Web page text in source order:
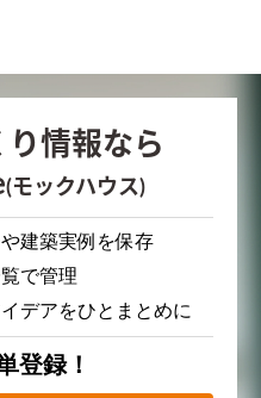
情報なら
(モックハウス)
建築実例を保存
で管理
デアをひとまとめに
登録！